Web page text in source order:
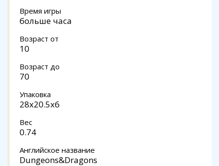
Время игры
больше часа
Возраст от
10
Возраст до
70
Упаковка
28x20.5x6
Вес
0.74
Английское название
Dungeons&Dragons